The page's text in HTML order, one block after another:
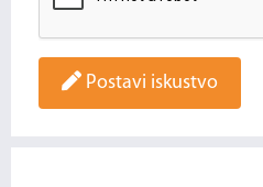
Postavi iskustvo